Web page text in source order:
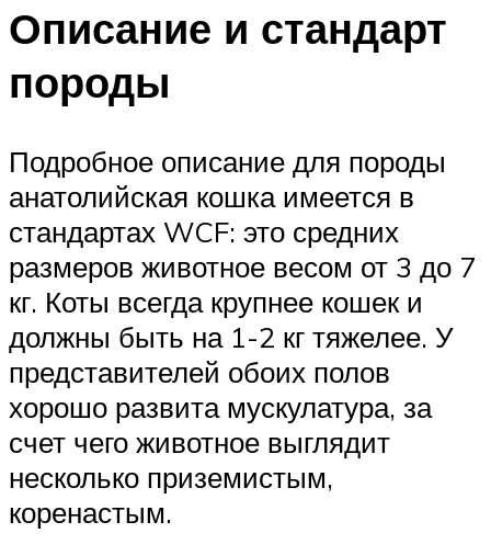
Описание и стандарт
породы
Подробное описание для породы
анатолийская кошка имеется в
стандартах WCF: это средних
размеров животное весом от 3 до 7
кг. Коты всегда крупнее кошек и
должны быть на 1-2 кг тяжелее. У
представителей обоих полов
хорошо развита мускулатура, за
счет чего животное выглядит
несколько приземистым,
коренастым.